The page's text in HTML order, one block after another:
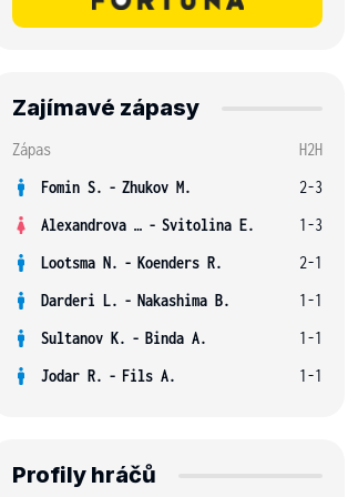
Zajímavé zápasy
Zápas
H2H
Fomin S. - Zhukov M.
2-3
Alexandrova E. - Svitolina E.
1-3
Lootsma N. - Koenders R.
2-1
Darderi L. - Nakashima B.
1-1
Sultanov K. - Binda A.
1-1
Jodar R. - Fils A. 1-1
Profily hráčů